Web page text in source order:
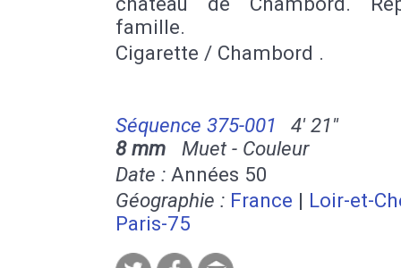
famille.
Cigarette / Chambord .
Séquence 375-001
4' 21''
8 mm Muet - Couleur
Date : Années 50
Géographie : France | Loir-et-
Paris-75